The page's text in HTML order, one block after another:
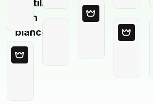
Plantilla
en
blanco